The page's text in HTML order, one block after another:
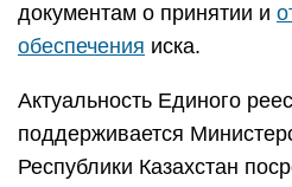
документам о принятии и
обеспечения иска.
Актуальность Единого
поддерживается
Республики Казахстан